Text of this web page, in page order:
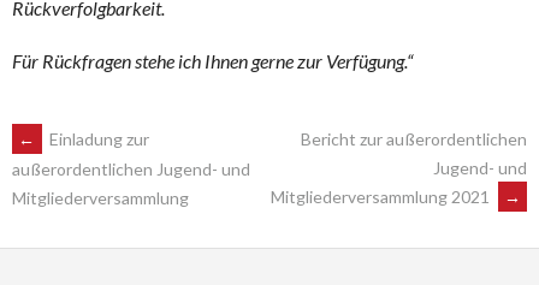
Rückverfolgbarkeit.
Für Rückfragen stehe ich Ihnen gerne zur Verfügung.“
POST
NAVIGATION
←
Einladung zur
außerordentlichen Jugend- und
Mitgliederversammlung
Bericht zur außerordentlichen
Jugend- und
Mitgliederversammlung 2021
→